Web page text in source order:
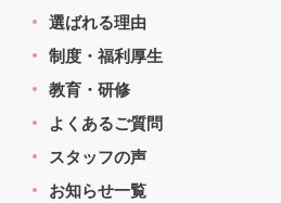
選ばれる理由
制度・福利厚生
教育・研修
よくあるご質問
スタッフの声
お知らせ一覧